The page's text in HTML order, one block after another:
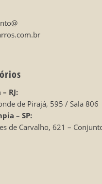
RJ:
de Pirajá, 595 / Sala 806
– SP:
de Carvalho, 621 –